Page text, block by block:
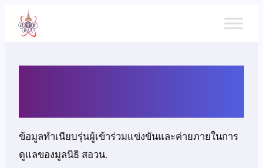
เนื้อหา
ข้อมูลทำเนียบรุ่นผู้เข้าร่วมแข่งขันและค่ายภายในการ
ดูแลของมูลนิธิ สอวน.